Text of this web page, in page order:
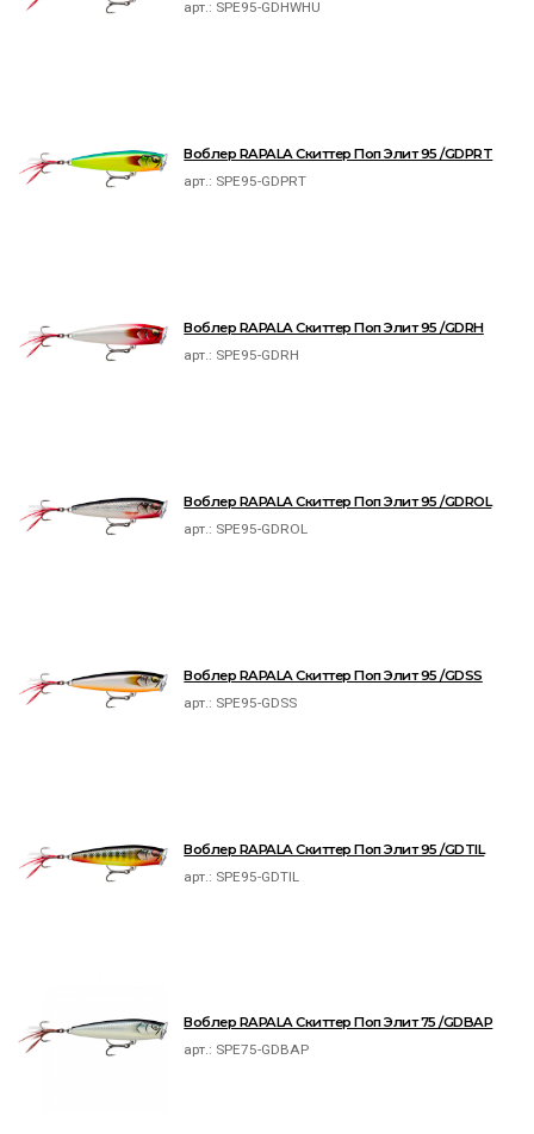
арт.: SPE95-GDHWHU
Воблер RAPALA Скиттер Поп Элит 95 /GDPRT
арт.: SPE95-GDPRT
Воблер RAPALA Скиттер Поп Элит 95 /GDRH
арт.: SPE95-GDRH
Воблер RAPALA Скиттер Поп Элит 95 /GDROL
арт.: SPE95-GDROL
Воблер RAPALA Скиттер Поп Элит 95 /GDSS
арт.: SPE95-GDSS
Воблер RAPALA Скиттер Поп Элит 95 /GDTIL
арт.: SPE95-GDTIL
Воблер RAPALA Скиттер Поп Элит 75 /GDBAP
арт.: SPE75-GDBAP